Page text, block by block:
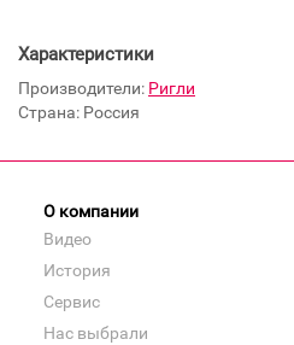
Характеристики
Производители: Ригли
Страна: Россия
О компании
Видео
История
Сервис
Нас выбрали